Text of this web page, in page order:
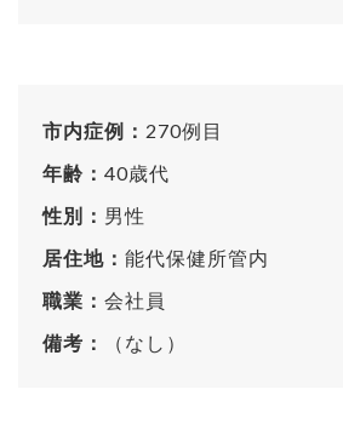
市内症例： 270例目
年齢： 40歳代
性別： 男性
居住地： 能代保健所管内
職業： 会社員
備考：
（なし）